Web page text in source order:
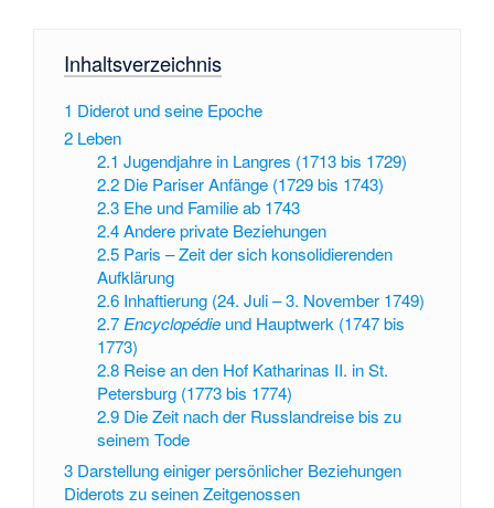
Inhaltsverzeichnis
1 Diderot und seine Epoche
2 Leben
2.1 Jugendjahre in Langres (1713 bis 1729)
2.2 Die Pariser Anfänge (1729 bis 1743)
2.3 Ehe und Familie ab 1743
2.4 Andere private Beziehungen
2.5 Paris – Zeit der sich konsolidierenden
Aufklärung
2.6 Inhaftierung (24. Juli – 3. November 1749)
2.7 Encyclopédie und Hauptwerk (1747 bis
1773)
2.8 Reise an den Hof Katharinas II. in St.
Petersburg (1773 bis 1774)
2.9 Die Zeit nach der Russlandreise bis zu
seinem Tode
3 Darstellung einiger persönlicher Beziehungen
Diderots zu seinen Zeitgenossen